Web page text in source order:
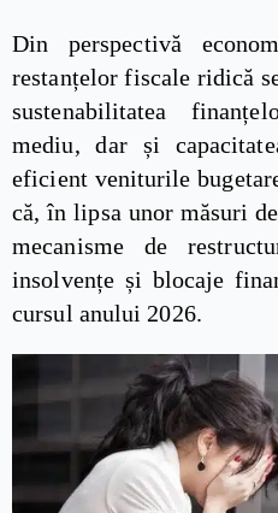
Din perspectivă
restanțelor fiscale ridică
sustenabilitatea
mediu, dar și
eficient veniturile
că, în lipsa unor măsuri
mecanisme de
insolvențe și blocaje
cursul anului 2026.